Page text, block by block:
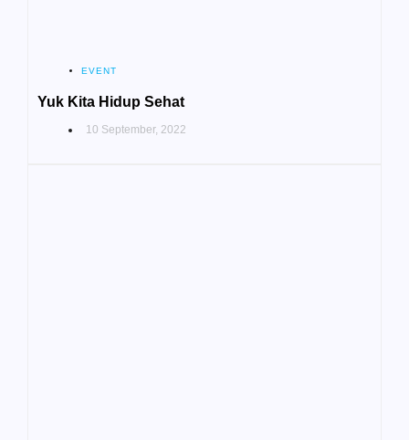
EVENT
Yuk Kita Hidup Sehat
10 September, 2022